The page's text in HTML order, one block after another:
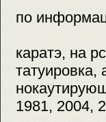
по
каратэ, на
татуировка,
1981, 2004,